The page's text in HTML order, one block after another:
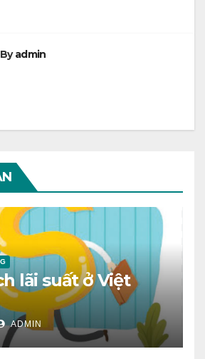
Byadmin
lãi suất ở Việt
ADMIN